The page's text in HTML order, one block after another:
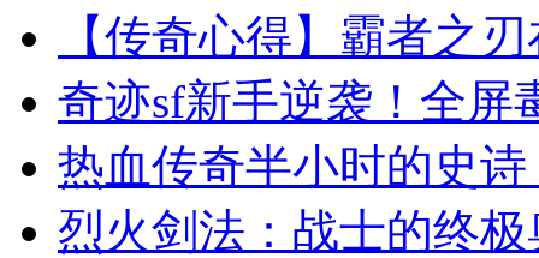
【传奇心得】霸者之
奇迹sf新手逆袭！全屏
热血传奇半小时的史
烈火剑法：战士的终